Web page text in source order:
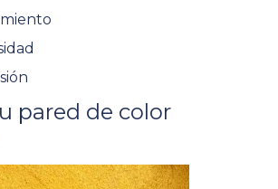
pared de color